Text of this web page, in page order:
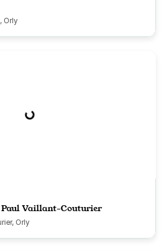
Orly
Vaillant-Couturier
Orly